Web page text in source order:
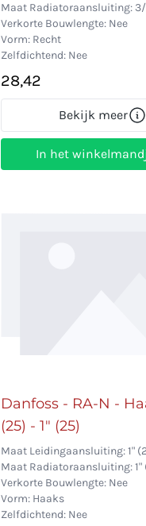
Maat Radiatoraansluiting: 3/
Verkorte Bouwlengte: Nee
Vorm: Recht
Zelfdichtend: Nee
28,42
Bekijk meer
In het
Danfoss - RA-N -
(25) - 1" (25)
Maat Leidingaansluiting: 1"
Maat Radiatoraansluiting: 1"
Verkorte Bouwlengte: Nee
Vorm: Haaks
Zelfdichtend: Nee